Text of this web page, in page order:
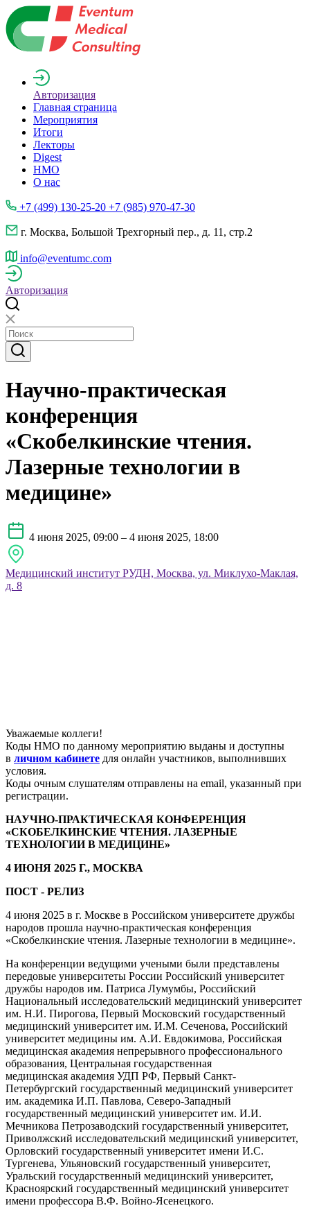
Авторизация
Главная страница
Мероприятия
Итоги
Лекторы
Digest
НМО
О нас
+7 (499) 130-25-20 +7 (985) 970-47-30
г. Москва, Большой Трехгорный пер., д. 11, стр.2
info@eventumc.com
Авторизация
Научно-практическая
конференция
«Скобелкинские чтения.
Лазерные технологии в
медицине»
4 июня 2025, 09:00 – 4 июня 2025, 18:00
Медицинский институт РУДН, Москва, ул. Миклухо-Маклая,
д. 8
Уважаемые коллеги!
Коды НМО по данному мероприятию выданы и доступны
в личном кабинете для онлайн участников, выполнивших
условия.
Коды очным слушателям отправлены на email, указанный при
регистрации.
НАУЧНО-ПРАКТИЧЕСКАЯ КОНФЕРЕНЦИЯ
«СКОБЕЛКИНСКИЕ ЧТЕНИЯ. ЛАЗЕРНЫЕ
ТЕХНОЛОГИИ В МЕДИЦИНЕ»
4 ИЮНЯ 2025 Г., МОСКВА
ПОСТ - РЕЛИЗ
4 июня 2025 в г. Москве в Российском университете дружбы
народов прошла научно-практическая конференция
«Скобелкинские чтения. Лазерные технологии в медицине».
На конференции ведущими учеными были представлены
передовые университеты России Российский университет
дружбы народов им. Патриса Лумумбы, Российский
Национальный исследовательский медицинский университет
им. Н.И. Пирогова, Первый Московский государственный
медицинский университет им. И.М. Сеченова, Российский
университет медицины им. А.И. Евдокимова, Российская
медицинская академия непрерывного профессионального
образования, Центральная государственная
медицинская академия УДП РФ, Первый Санкт-
Петербургский государственный медицинский университет
им. академика И.П. Павлова, Северо-Западный
государственный медицинский университет им. И.И.
Мечникова Петрозаводский государственный университет,
Приволжский исследовательский медицинский университет,
Орловский государственный университет имени И.С.
Тургенева, Ульяновский государственный университет,
Уральский государственный медицинский университет,
Красноярский государственный медицинский университет
имени профессора В.Ф. Войно-Ясенецкого.